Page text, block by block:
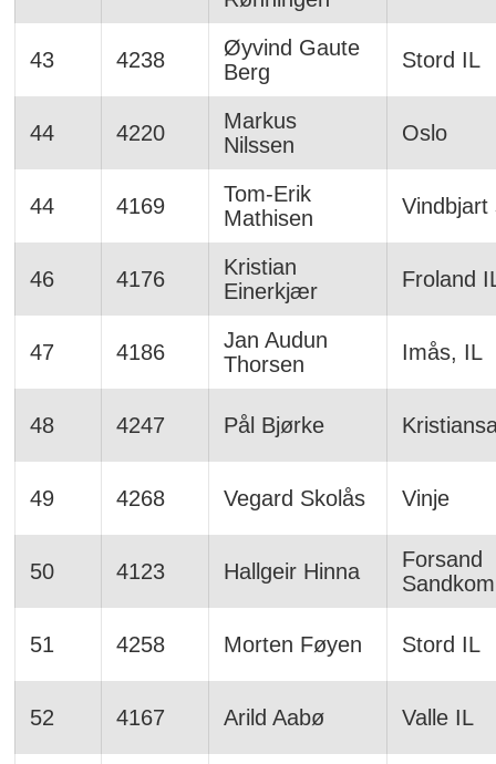
43 4238
Øyvind Gaute
Berg
Stord IL
44 4220
Markus
Nilssen
Oslo
44 4169
Tom-Erik
Mathisen
Vindbjart
46 4176
Kristian
Einerkjær
Froland
47 4186
Jan Audun
Thorsen
Imås, IL
48 4247 Pål Bjørke
49 4268 Vegard Skolås Vinje
50 4123 Hallgeir Hinna
Forsand
51 4258 Morten Føyen Stord IL
52 4167 Arild Aabø Valle IL